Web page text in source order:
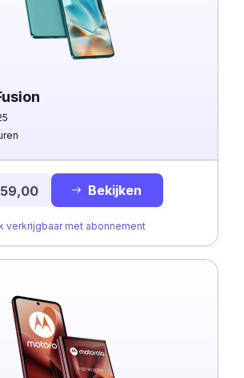
Bekijken
verkrijgbaar met abonnement